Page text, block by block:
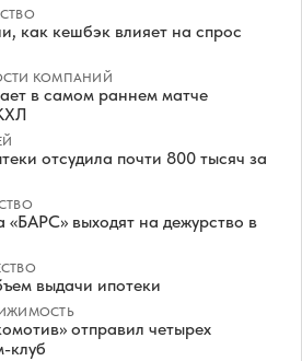
как кешбэк влияет на спрос
КОМПАНИЙ
в самом раннем матче
отсудила почти 800 тысяч за
«БАРС» выходят на дежурство в
выдачи ипотеки
отправил четырех
клуб